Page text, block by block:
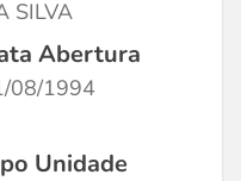
SILVA
Abertura
08/1994
Unidade